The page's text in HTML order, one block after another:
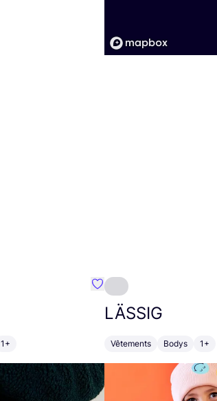
1+
Préféré {nom}
LÄSSIG
Vêtements Bodys 1+